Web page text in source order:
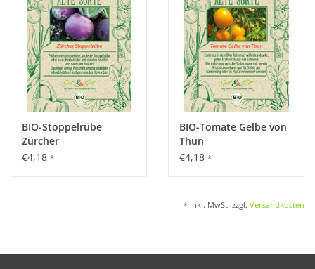
BIO-Stoppelrübe
Zürcher
€4,18 *
BIO-Tomate Gelbe von
Thun
€4,18 *
* Inkl. MwSt. zzgl. Versandkosten